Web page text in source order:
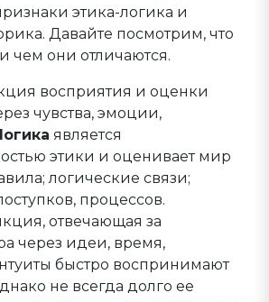
этика-логика и
Давайте посмотрим, что
чем они отличаются.
восприятия и оценки
чувства, эмоции,
является
этики и оценивает мир
логические связи;
процессов.
отвечающая за
через идеи, время,
быстро воспринимают
не всегда долго ее